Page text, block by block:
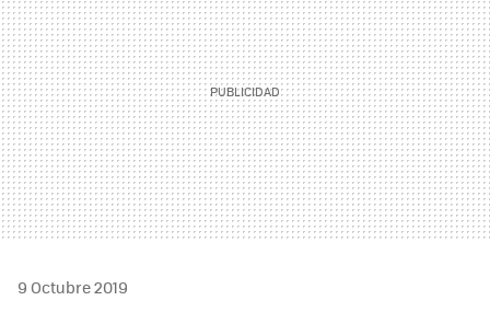
9 Octubre 2019